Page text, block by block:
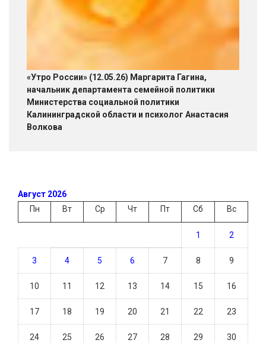
«Утро России» (12.05.26) Маргарита Гагина,
начальник департамента семейной политики
Министерства социальной политики
Калининградской области и психолог Анастасия
Волкова
Август 2026
Пн
Вт Ср Чт Пт Сб Вс
1 2
3 4 5 6 7 8 9
10 11 12 13 14 15 16
17 18 19 20 21 22 23
24 25 26 27 28 29 30